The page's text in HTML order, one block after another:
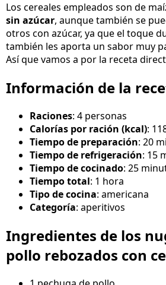
Los cereales empleados son de
sin azúcar, aunque también se
otros con azúcar, ya que el toque
también les aporta un sabor muy
Así que vamos a por la receta
Información de la
Raciones: 4 personas
Calorías por ración (kcal):
Tiempo de preparación: 20
Tiempo de refrigeración: 15
Tiempo de cocinado: 25
Tiempo total: 1 hora
Tipo de cocina: americana
Categoría: aperitivos
Ingredientes de los
pollo rebozados con